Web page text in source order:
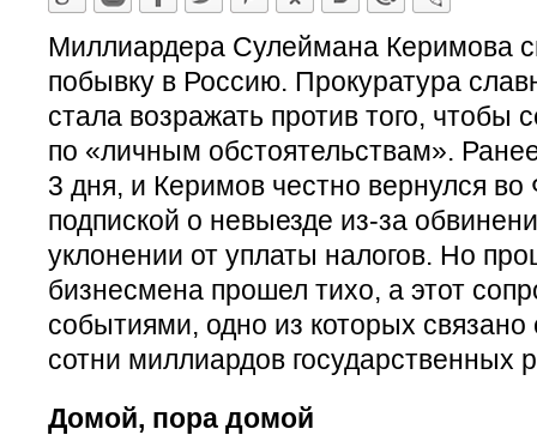
Миллиардера Сулеймана Керимова
побывку в Россию. Прокуратура
стала возражать против того, чтобы
по «личным обстоятельствам».
3 дня, и Керимов честно вернулся
подпиской о невыезде из-за
уклонении от уплаты налогов. Но
бизнесмена прошел тихо, а этот
событиями, одно из которых
сотни миллиардов государственных
Домой, пора домой